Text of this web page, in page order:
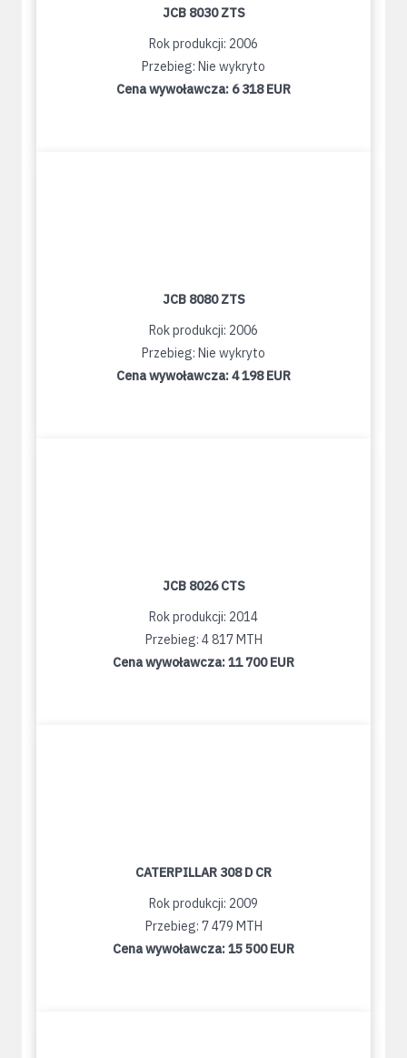
JCB 8030 ZTS
Rok produkcji: 2006
Przebieg: Nie wykryto
Cena wywoławcza: 6 318 EUR
JCB 8080 ZTS
Rok produkcji: 2006
Przebieg: Nie wykryto
Cena wywoławcza:4 198 EUR
JCB 8026 CTS
Rok produkcji: 2014
Przebieg: 4 817 MTH
Cena wywoławcza:11 700 EUR
CATERPILLAR 308 D CR
Rok produkcji: 2009
Przebieg: 7 479 MTH
Cena wywoławcza:15 500 EUR